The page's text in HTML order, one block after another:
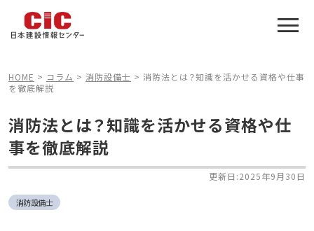
HOME > コラム > 消防設備士 > 消防法とは？知識を活かせる資格や仕事
を徹底解説
消防法とは？知識を活かせる資格や仕
事を徹底解説
更新日:2025年9月30日
消防設備士